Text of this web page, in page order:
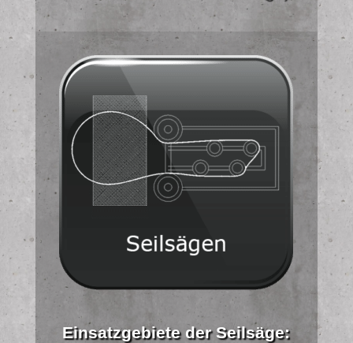
Einsatzgebiete der Seilsäge: